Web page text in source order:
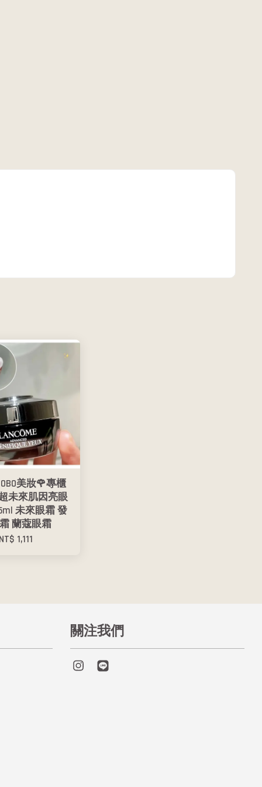
美妝🌹專櫃
未來肌因亮眼
未來眼霜 發
蘭蔻眼霜
1,111
關注我們
Instagram